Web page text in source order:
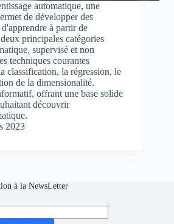
automatique, une
de développer des
à partir de
principales catégories
supervisé et non
techniques courantes
classification, la régression, le
de la dimensionalité.
offrant une base solide
découvrir
2023
à la NewsLetter